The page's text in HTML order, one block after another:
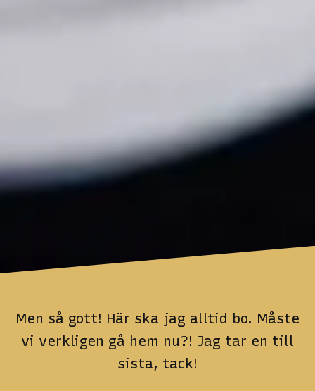
Men så gott! Här ska jag alltid bo. Måste
vi verkligen gå hem nu?! Jag tar en till
sista, tack!